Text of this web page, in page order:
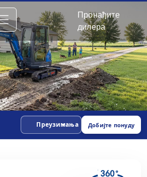
Пронађите
дилера
Преузимања Добијте понуду